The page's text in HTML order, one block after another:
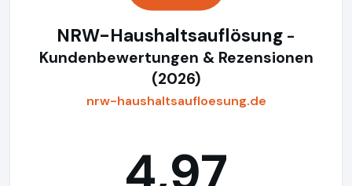
NRW-Haushaltsauflösung -
Kundenbewertungen & Rezensionen
(2026)
nrw-haushaltsaufloesung.de